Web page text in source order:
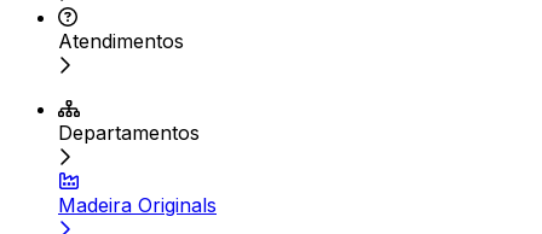
Atendimentos
Departamentos
Madeira Originals